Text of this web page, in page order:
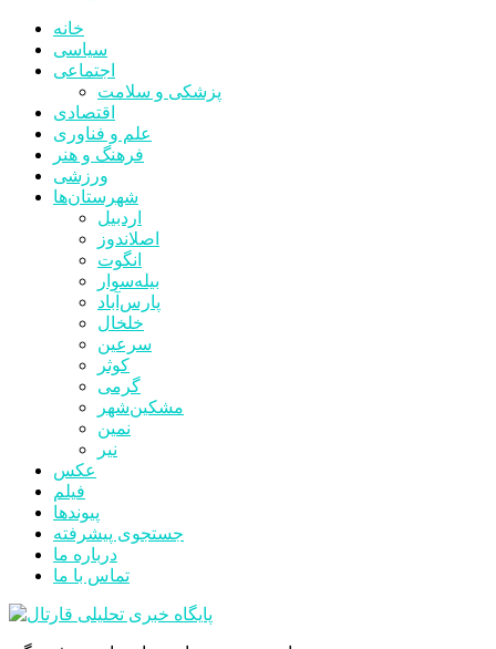
خانه
سیاسی
اجتماعی
پزشکی و سلامت
اقتصادی
علم و فناوری
فرهنگ و هنر
ورزشی
شهرستان‌ها
اردبیل
اصلاندوز
انگوت
بیله‌سوار
پارس‌آباد
خلخال
سرعین
کوثر
گرمی
مشکین‌شهر
نمین
نیر
عکس
فیلم
پیوندها
جستجوی پیشرفته
درباره ما
تماس با ما